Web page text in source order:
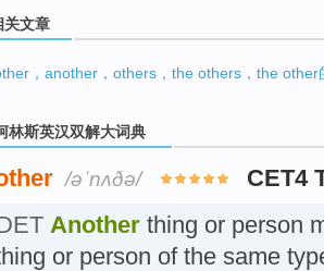
关文章
，another，others，the others，the other
林斯英汉双解大词典
/əˈnʌðə/ CET4
Another thing or person
or person of the same